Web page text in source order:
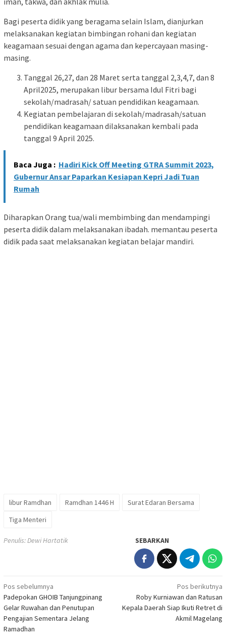
Bagi peserta didik yang beragama selain Islam, dianjurkan
melaksanakan kegiatan bimbingan rohani dan kegiatan
keagamaan sesuai dengan agama dan kepercayaan masing-
masing.
Tanggal 26,27, dan 28 Maret serta tanggal 2,3,4,7, dan 8
April2025, merupakan libur bersama Idul Fitri bagi
sekolah/madrasah/ satuan pendidikan keagamaan.
Kegiatan pembelajaran di sekolah/madrasah/satuan
pendidikan keagamaan dilaksanakan kembali pada
tanggal 9 April 2025.
Baca Juga : Hadiri Kick Off Meeting GTRA Summit 2023,
Gubernur Ansar Paparkan Kesiapan Kepri Jadi Tuan
Rumah
Diharapkan Orang tua/wali membimbing dan mendampingi
peserta didik dalam melaksanakan ibadah. memantau peserta
didik pada saat melaksanakan kegiatan belajar mandiri.
libur Ramdhan Ramdhan 1446 H
Surat Edaran Bersama
Tiga Menteri
Penulis: Dewi Hartatik SEBARKAN
Navigasi
pos
Pos sebelumnya
Padepokan GHOIB Tanjungpinang
Gelar Ruwahan dan Penutupan
Pengajian Sementara Jelang
Ramadhan
Pos berikutnya
Roby Kurniawan dan Ratusan
Kepala Daerah Siap Ikuti Retret di
Akmil Magelang